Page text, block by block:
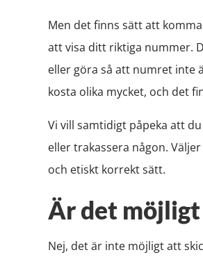
Men det finns sätt att
att visa ditt riktiga nummer.
eller göra så att numret inte
kosta olika mycket, och det
Vi vill samtidigt påpeka att
eller trakassera någon.
och etiskt korrekt sätt.
Är det möjligt
Nej, det är inte möjligt att